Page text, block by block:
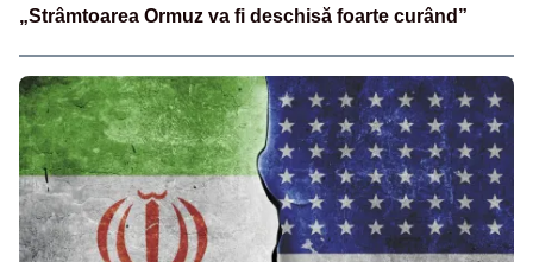
„Strâmtoarea Ormuz va fi deschisă foarte curând”